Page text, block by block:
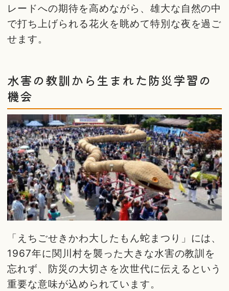
レードへの期待を高めながら、雄大な自然の中
で打ち上げられる花火を眺めて特別な夜を過ご
せます。
水害の教訓から生まれた防災学習の
機会
「えちごせきかわ大したもん蛇まつり」には、
1967年に関川村を襲った大きな水害の教訓を
忘れず、防災の大切さを次世代に伝えるという
重要な意味が込められています。